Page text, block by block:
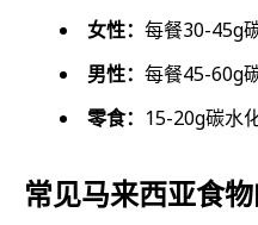
女性： 每餐30-45g
男性： 每餐45-60g
零食： 15-20g碳水
常见马来西亚食